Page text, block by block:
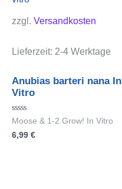
zzgl. Versandkosten
Lieferzeit: 2-4 Werktage
Anubias barteri nana In
Vitro
Bewertet
0
Moose & 1-2 Grow! In Vitro
6,99 €